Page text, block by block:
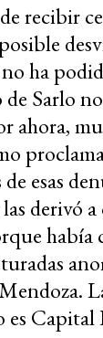
recibir
ha
Sarlo
ahora,
esas
derivó a
había
Capital